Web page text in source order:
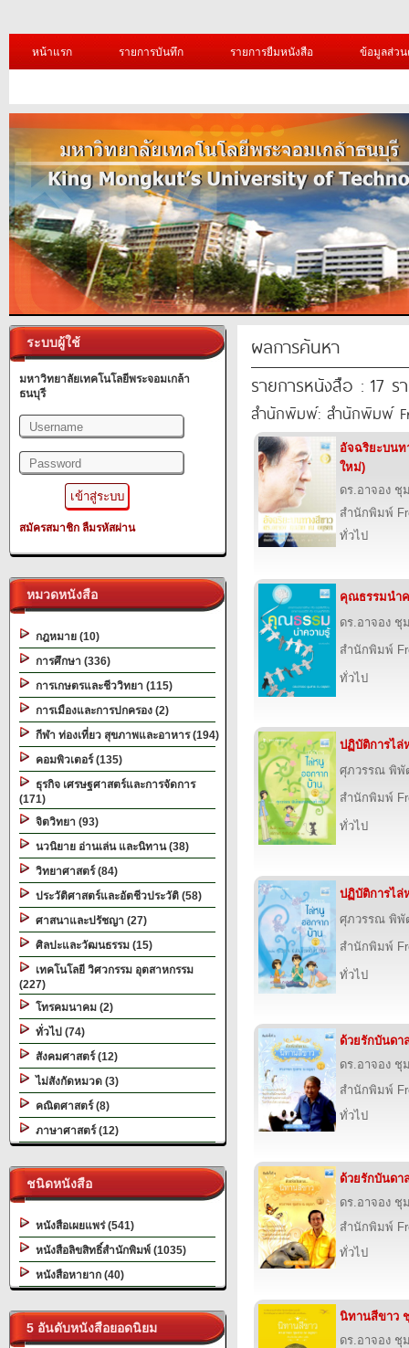
หน้าแรก รายการบันทึก รายการยืมหนังสือ ข้อมูลส่ว
ระบบผู้ใช้
มหาวิทยาลัยเทคโนโลยีพระจอมเกล้า
ธนบุรี
สมัครสมาชิก ลืมรหัสผ่าน
หมวดหนังสือ
กฎหมาย (10)
การศึกษา (336)
การเกษตรและชีววิทยา (115)
การเมืองและการปกครอง (2)
กีฬา ท่องเที่ยว สุขภาพและอาหาร (194)
คอมพิวเตอร์ (135)
ธุรกิจ เศรษฐศาสตร์และการจัดการ
(171)
จิตวิทยา (93)
นวนิยาย อ่านเล่น และนิทาน (38)
วิทยาศาสตร์ (84)
ประวัติศาสตร์และอัตชีวประวัติ (58)
ศาสนาและปรัชญา (27)
ศิลปะและวัฒนธรรม (15)
เทคโนโลยี วิศวกรรม อุตสาหกรรม
(227)
โทรคมนาคม (2)
ทั่วไป (74)
สังคมศาสตร์ (12)
ไม่สังกัดหมวด (3)
คณิตศาสตร์ (8)
ภาษาศาสตร์ (12)
ชนิดหนังสือ
หนังสือเผยแพร่ (541)
หนังสือลิขสิทธิ์สำนักพิมพ์ (1035)
หนังสือหายาก (40)
5 อันดับหนังสือยอดนิยม
ผลการค้นหา
รายการหนังสือ : 17 ร
สำนักพิมพ์: สำนักพิมพ์
อัจฉริยะบนท
ใหม่)
ดร.อาจอง
สำนักพิมพ์
ทั่วไป
คุณธรรมนำค
ดร.อาจอง
สำนักพิมพ์
ทั่วไป
ปฏิบัติการไล่
ศุภวรรณ พิพั
สำนักพิมพ์
ทั่วไป
ปฏิบัติการไล่
ศุภวรรณ พิพั
สำนักพิมพ์
ทั่วไป
ด้วยรักบันดา
ดร.อาจอง
สำนักพิมพ์
ทั่วไป
ด้วยรักบันดา
ดร.อาจอง
สำนักพิมพ์
ทั่วไป
นิทานสีขาว
ดร.อาจอง